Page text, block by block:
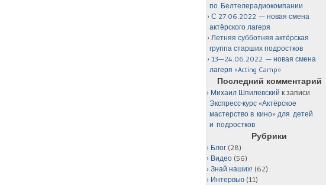
по Белтелерадиокомпании
С 27.06.2022 — новая смена
актёрского лагеря
Летняя субботняя актёрская
группа старших подростков
13—24.06.2022 — новая смена
лагеря «Acting Camp»
Последний комментарий
Михаил Шпилевский к записи
Экспресс-курс «Актёрское
мастерство в кино» для детей
и подростков
Рубрики
Блог (28)
Видео (56)
Знай наших! (62)
Интервью (11)